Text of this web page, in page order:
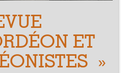
ET
»